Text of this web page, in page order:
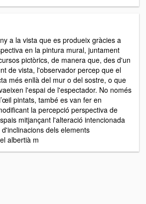
a la vista que es produeix gràcies a
en la pintura mural, juntament
pictòrics, de manera que, des d'un
de vista, l'observador percep que el
més enllà del mur o del sostre, o que
l'espai de l'espectador. No només
pintats, també es van fer en
la percepció perspectiva de
mitjançant l'alteració intencionada
dels elements
albertià m